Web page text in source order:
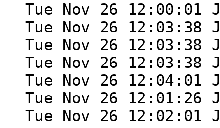
Tue Nov 26 12:00:01
Tue Nov 26 12:03:38
Tue Nov 26 12:03:38
Tue Nov 26 12:03:38
Tue Nov 26 12:04:01
Tue Nov 26 12:01:26
Tue Nov 26 12:02:01